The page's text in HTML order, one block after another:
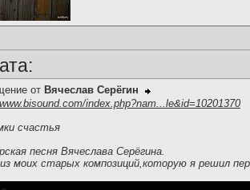
от Вячеслав Серёгин
index.php?nam...le&id=10201370
счастья
песня Вячеслава Серёгина.
моих старых композиций,которую я решил